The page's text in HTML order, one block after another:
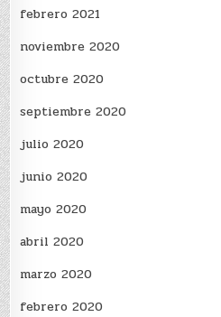
febrero 2021
noviembre 2020
octubre 2020
septiembre 2020
julio 2020
junio 2020
mayo 2020
abril 2020
marzo 2020
febrero 2020